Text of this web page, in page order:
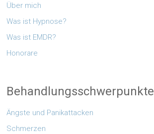
Über mich
Was ist Hypnose?
Was ist EMDR?
Honorare
Behandlungsschwerpunkte
Ängste und Panikattacken
Schmerzen